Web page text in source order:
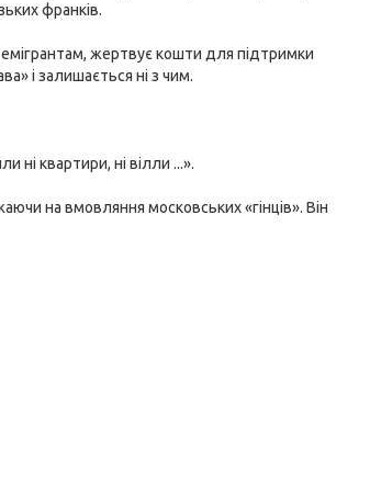
франків.
жертвує кошти для підтримки
і залишається ні з чим.
ні квартири, ні вілли ...».
на вмовляння московських «гінців». Він